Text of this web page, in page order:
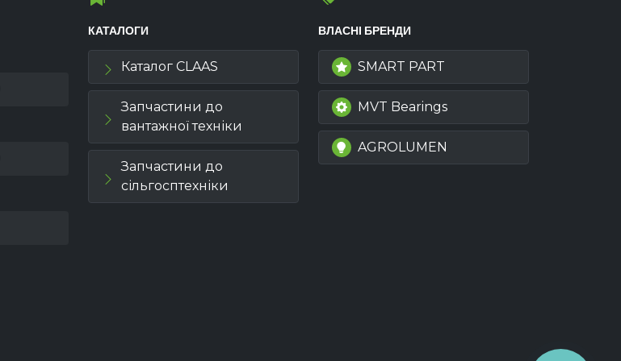
КАТАЛОГИ
Каталог CLAAS
Запчастини до
вантажної техніки
Запчастини до
сільгосптехніки
ВЛАСНІ БРЕНДИ
SMART PART
MVT Bearings
AGROLUMEN